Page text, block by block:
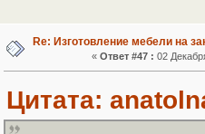
Re: Изготовление мебели на
« Ответ #47 : 02
Цитата: